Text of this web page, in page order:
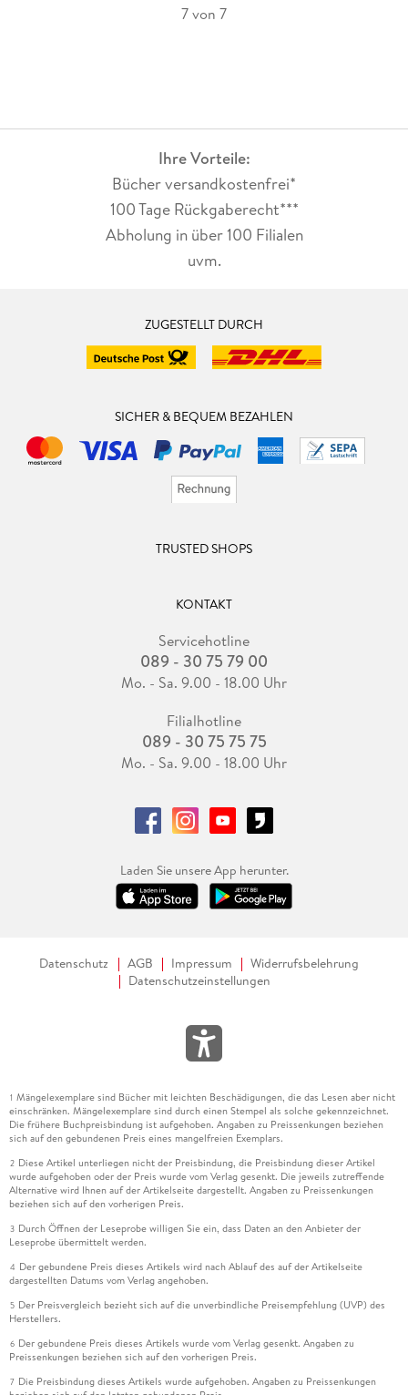
7 von 7
Ihre Vorteile:
Bücher versandkostenfrei*
100 Tage Rückgaberecht***
Abholung in über 100 Filialen
uvm.
ZUGESTELLT DURCH
SICHER & BEQUEM BEZAHLEN
TRUSTED SHOPS
KONTAKT
Servicehotline
089 - 30 75 79 00
Mo. - Sa. 9.00 - 18.00 Uhr
Filialhotline
089 - 30 75 75 75
Mo. - Sa. 9.00 - 18.00 Uhr
Laden Sie unsere App herunter.
Datenschutz AGB Impressum
Widerrufsbelehrung
Datenschutzeinstellungen
1 Mängelexemplare sind Bücher mit leichten Beschädigungen, die das Lesen aber nicht
einschränken. Mängelexemplare sind durch einen Stempel als solche gekennzeichnet.
Die frühere Buchpreisbindung ist aufgehoben. Angaben zu Preissenkungen beziehen
sich auf den gebundenen Preis eines mangelfreien Exemplars.
2 Diese Artikel unterliegen nicht der Preisbindung, die Preisbindung dieser Artikel
wurde aufgehoben oder der Preis wurde vom Verlag gesenkt. Die jeweils zutreffende
Alternative wird Ihnen auf der Artikelseite dargestellt. Angaben zu Preissenkungen
beziehen sich auf den vorherigen Preis.
3 Durch Öffnen der Leseprobe willigen Sie ein, dass Daten an den Anbieter der
Leseprobe übermittelt werden.
4 Der gebundene Preis dieses Artikels wird nach Ablauf des auf der Artikelseite
dargestellten Datums vom Verlag angehoben.
5 Der Preisvergleich bezieht sich auf die unverbindliche Preisempfehlung (UVP) des
Herstellers.
6 Der gebundene Preis dieses Artikels wurde vom Verlag gesenkt. Angaben zu
Preissenkungen beziehen sich auf den vorherigen Preis.
7 Die Preisbindung dieses Artikels wurde aufgehoben. Angaben zu Preissenkungen